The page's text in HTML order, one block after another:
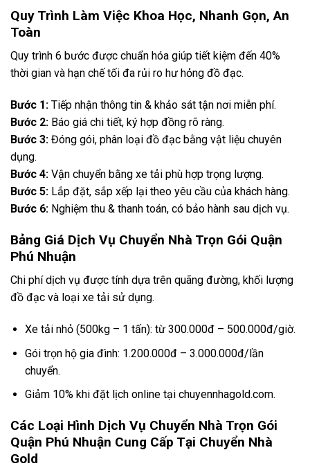
Quy Trình Làm Việc Khoa Học, Nhanh Gọn, An
Toàn
Quy trình 6 bước được chuẩn hóa giúp tiết kiệm đến 40%
thời gian và hạn chế tối đa rủi ro hư hỏng đồ đạc.
Bước 1: Tiếp nhận thông tin & khảo sát tận nơi miễn phí.
Bước 2: Báo giá chi tiết, ký hợp đồng rõ ràng.
Bước 3: Đóng gói, phân loại đồ đạc bằng vật liệu chuyên
dụng.
Bước 4: Vận chuyển bằng xe tải phù hợp trọng lượng.
Bước 5: Lắp đặt, sắp xếp lại theo yêu cầu của khách hàng.
Bước 6: Nghiệm thu & thanh toán, có bảo hành sau dịch vụ.
Bảng Giá Dịch Vụ Chuyển Nhà Trọn Gói Quận
Phú Nhuận
Chi phí dịch vụ được tính dựa trên quãng đường, khối lượng
đồ đạc và loại xe tải sử dụng.
Xe tải nhỏ (500kg – 1 tấn): từ 300.000đ – 500.000đ/giờ.
Gói trọn hộ gia đình: 1.200.000đ – 3.000.000đ/lần
chuyển.
Giảm 10% khi đặt lịch online tại chuyennhagold.com.
Các Loại Hình Dịch Vụ Chuyển Nhà Trọn Gói
Quận Phú Nhuận Cung Cấp Tại Chuyển Nhà
Gold